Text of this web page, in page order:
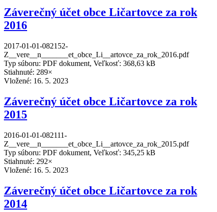
Záverečný účet obce Ličartovce za rok
2016
2017-01-01-082152-
Z__vere__n_______et_obce_Li__artovce_za_rok_2016.pdf
Typ súboru: PDF dokument, Veľkosť: 368,63 kB
Stiahnuté: 289×
Vložené: 16. 5. 2023
Záverečný účet obce Ličartovce za rok
2015
2016-01-01-082111-
Z__vere__n_______et_obce_Li__artovce_za_rok_2015.pdf
Typ súboru: PDF dokument, Veľkosť: 345,25 kB
Stiahnuté: 292×
Vložené: 16. 5. 2023
Záverečný účet obce Ličartovce za rok
2014